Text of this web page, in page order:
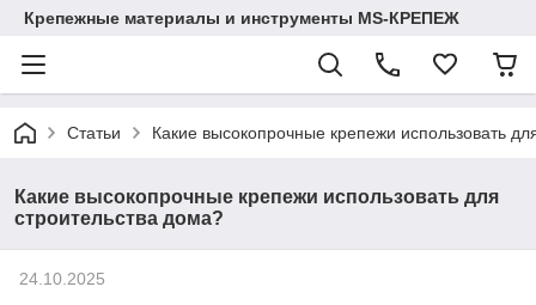
Крепежные материалы и инструменты MS-КРЕПЕЖ
Статьи Какие высокопрочные крепежи использовать
Какие высокопрочные крепежи использовать для
строительства дома?
24.10.2025